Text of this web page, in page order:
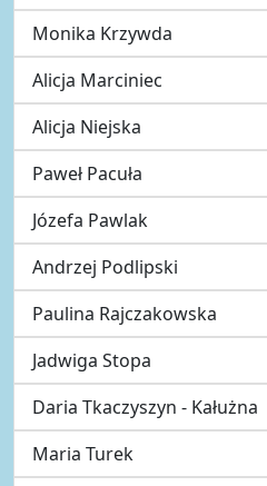
Monika Krzywda
Alicja Marciniec
Alicja Niejska
Paweł Pacuła
Józefa Pawlak
Andrzej Podlipski
Paulina Rajczakowska
Jadwiga Stopa
Daria Tkaczyszyn - Kałużna
Maria Turek